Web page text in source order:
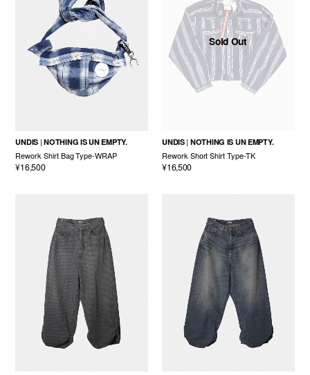
UNDIS NOTHING IS UN EMPTY.
Rework Shirt Bag Type-WRAP
¥16,500
Sold Out
UNDIS NOTHING IS UN EMPTY.
Rework Short Shirt Type-TK
¥16,500